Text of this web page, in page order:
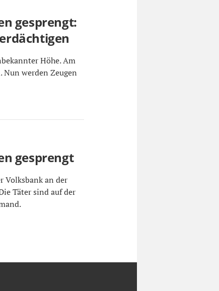
gesprengt:
Höhe. Am
Nun werden Zeugen
gesprengt
Volksbank an der
Täter sind auf der